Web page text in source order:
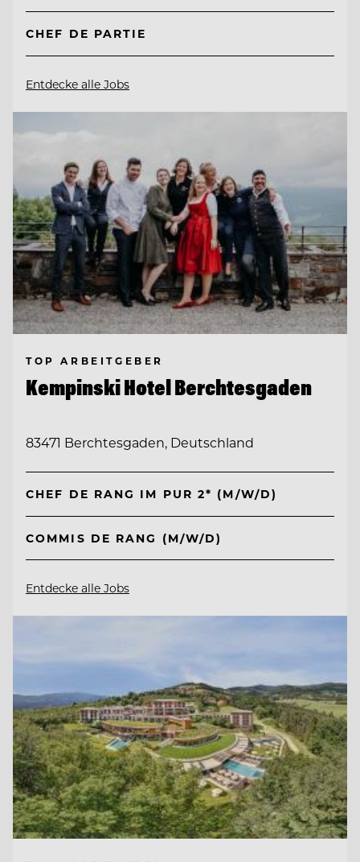
CHEF DE PARTIE
Entdecke alle Jobs
TOP ARBEITGEBER
Kempinski Hotel Berchtesgaden
83471 Berchtesgaden, Deutschland
CHEF DE RANG IM PUR 2* (M/W/D)
COMMIS DE RANG (M/W/D)
Entdecke alle Jobs